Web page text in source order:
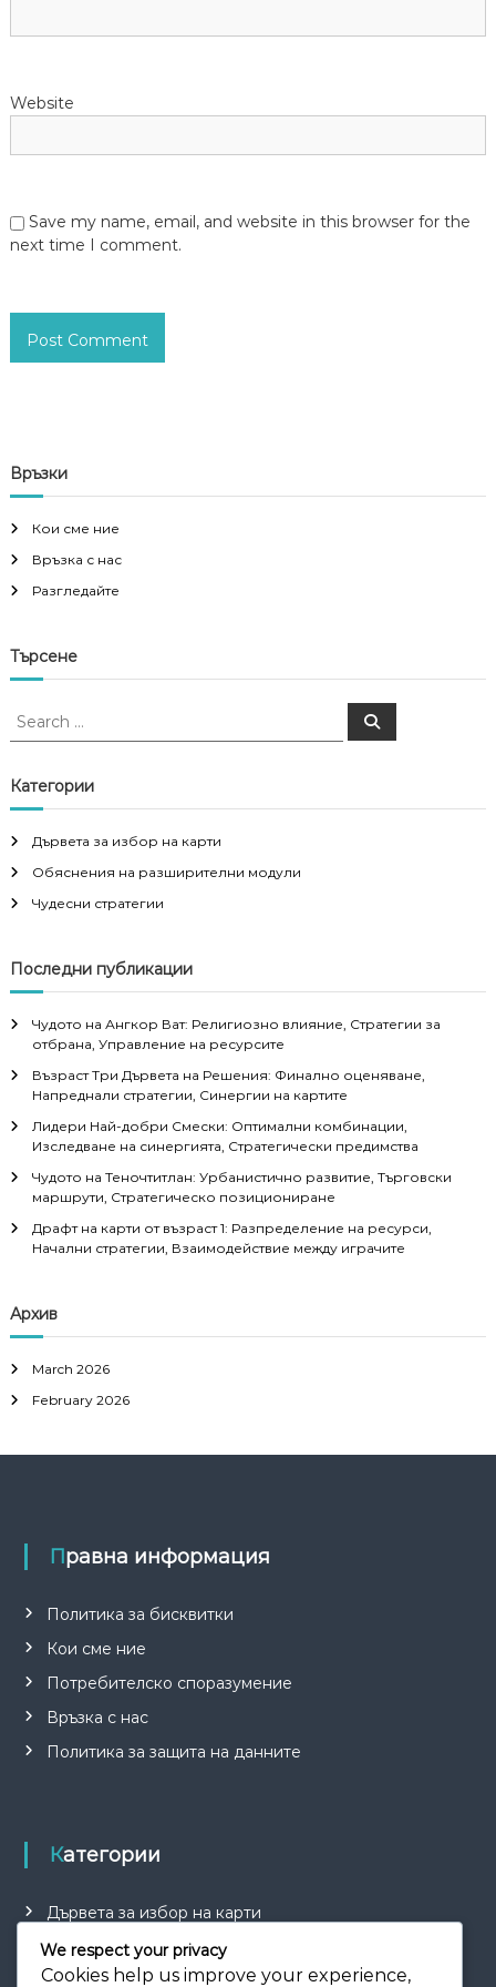
Website
Save my name, email, and website in this browser for the
next time I comment.
Връзки
Кои сме ние
Връзка с нас
Разгледайте
Търсене
S
r
c
f
o
r
S
Категории
Дървета за избор на карти
Обяснения на разширителни модули
Чудесни стратегии
Последни публикации
Чудото на Ангкор Ват: Религиозно влияние, Стратегии за
отбрана, Управление на ресурсите
Възраст Три Дървета на Решения: Финално оценяване,
Напреднали стратегии, Синергии на картите
Лидери Най-добри Смески: Оптимални комбинации,
Изследване на синергията, Стратегически предимства
Чудото на Теночтитлан: Урбанистично развитие, Търговски
маршрути, Стратегическо позициониране
Драфт на карти от възраст 1: Разпределение на ресурси,
Начални стратегии, Взаимодействие между играчите
Архив
March 2026
February 2026
Правна информация
Политика за бисквитки
Кои сме ние
Потребителско споразумение
Връзка с нас
Политика за защита на данните
Категории
Дървета за избор на карти
Обяснения на разширителни модули
Чудесни стратегии
We respect your privacy
Cookies help us improve your experience,